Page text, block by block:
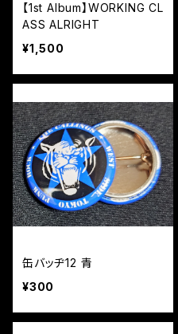
【1st Album】WORKING CL
ASS ALRIGHT
¥1,500
缶バッヂ12 青
¥300